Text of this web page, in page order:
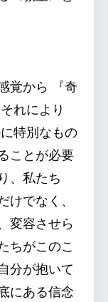
覚から 『奇
れにより
特別なもの
ことが必要
、私たち
でなく、
変容させら
ちがこのこ
分が抱いて
にある信念